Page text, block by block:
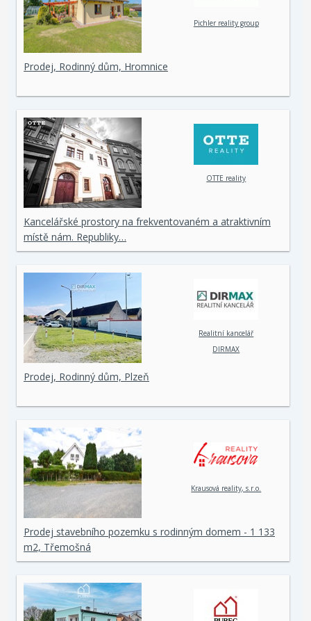
Pichler reality group
Prodej, Rodinný dům, Hromnice
OTTE reality
Kancelářské prostory na frekventovaném a atraktivním
místě nám. Republiky…
Realitní kancelář
DIRMAX
Prodej, Rodinný dům, Plzeň
Krausová reality, s.r.o.
Prodej stavebního pozemku s rodinným domem - 1 133
m2, Třemošná